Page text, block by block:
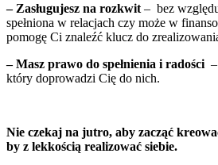
– Zasługujesz na rozkwit – bez
spełniona w relacjach czy może w
pomogę Ci znaleźć klucz do
– Masz prawo do spełnienia i radości
który doprowadzi Cię do nich.
Nie czekaj na jutro, aby zacząć
by z lekkością realizować siebie.